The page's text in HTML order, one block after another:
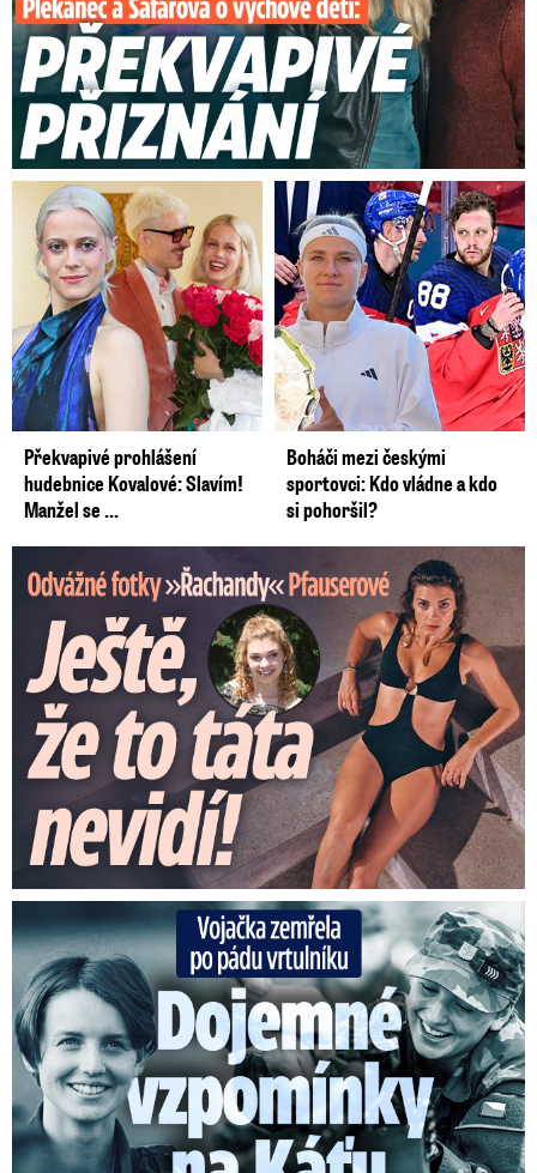
Překvapivé prohlášení
hudebnice Kovalové: Slavím!
Manžel se ...
Boháči mezi českými
sportovci: Kdo vládne a kdo
si pohoršil?
Odvážné fotky Denisy Pfauserové: Ještě, že to táta nevidí
Vojačka zemřela po pádu vrtulníku: Dojemné vzpomínky na ...